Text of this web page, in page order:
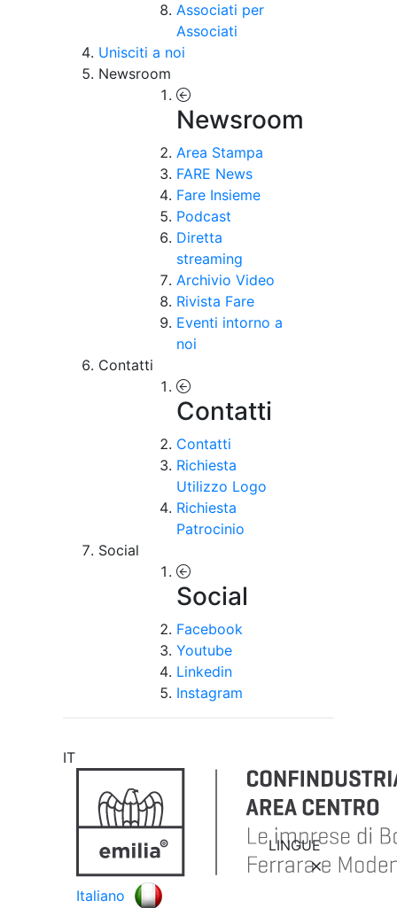
Associati per
Associati
Unisciti a noi
Newsroom
Newsroom
Area Stampa
FARE News
Fare Insieme
Podcast
Diretta
streaming
Archivio Video
Rivista Fare
Eventi intorno a
noi
Contatti
Contatti
Contatti
Richiesta
Utilizzo Logo
Richiesta
Patrocinio
Social
Social
Facebook
Youtube
Linkedin
Instagram
IT
LINGUE
Italiano